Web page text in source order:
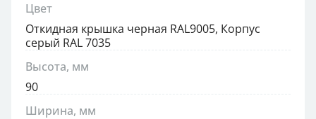
Цвет
Откидная крышка черная RAL9005, Корпус
серый RAL 7035
Высота, мм
90
Ширина, мм